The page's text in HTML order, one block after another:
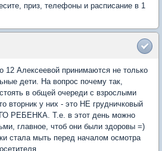
приз, телефоны и расписание в 1
12 Алексеевой принимаются не только
дети. На вопрос почему так,
в общей очереди с взрослыми
вторник у них - это НЕ грудничковый
РЕБЕНКА. Т.е. в этот день можно
главное, чтоб они были здоровы =)
стала мыть перед началом осмотра